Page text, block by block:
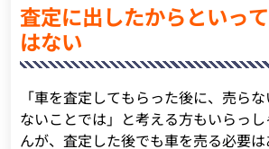
査定に出したからといっ
はない
「車を査定してもらった後に、売ら
ないことでは」と考える方もいらっ
んが、査定した後でも車を売る必要は